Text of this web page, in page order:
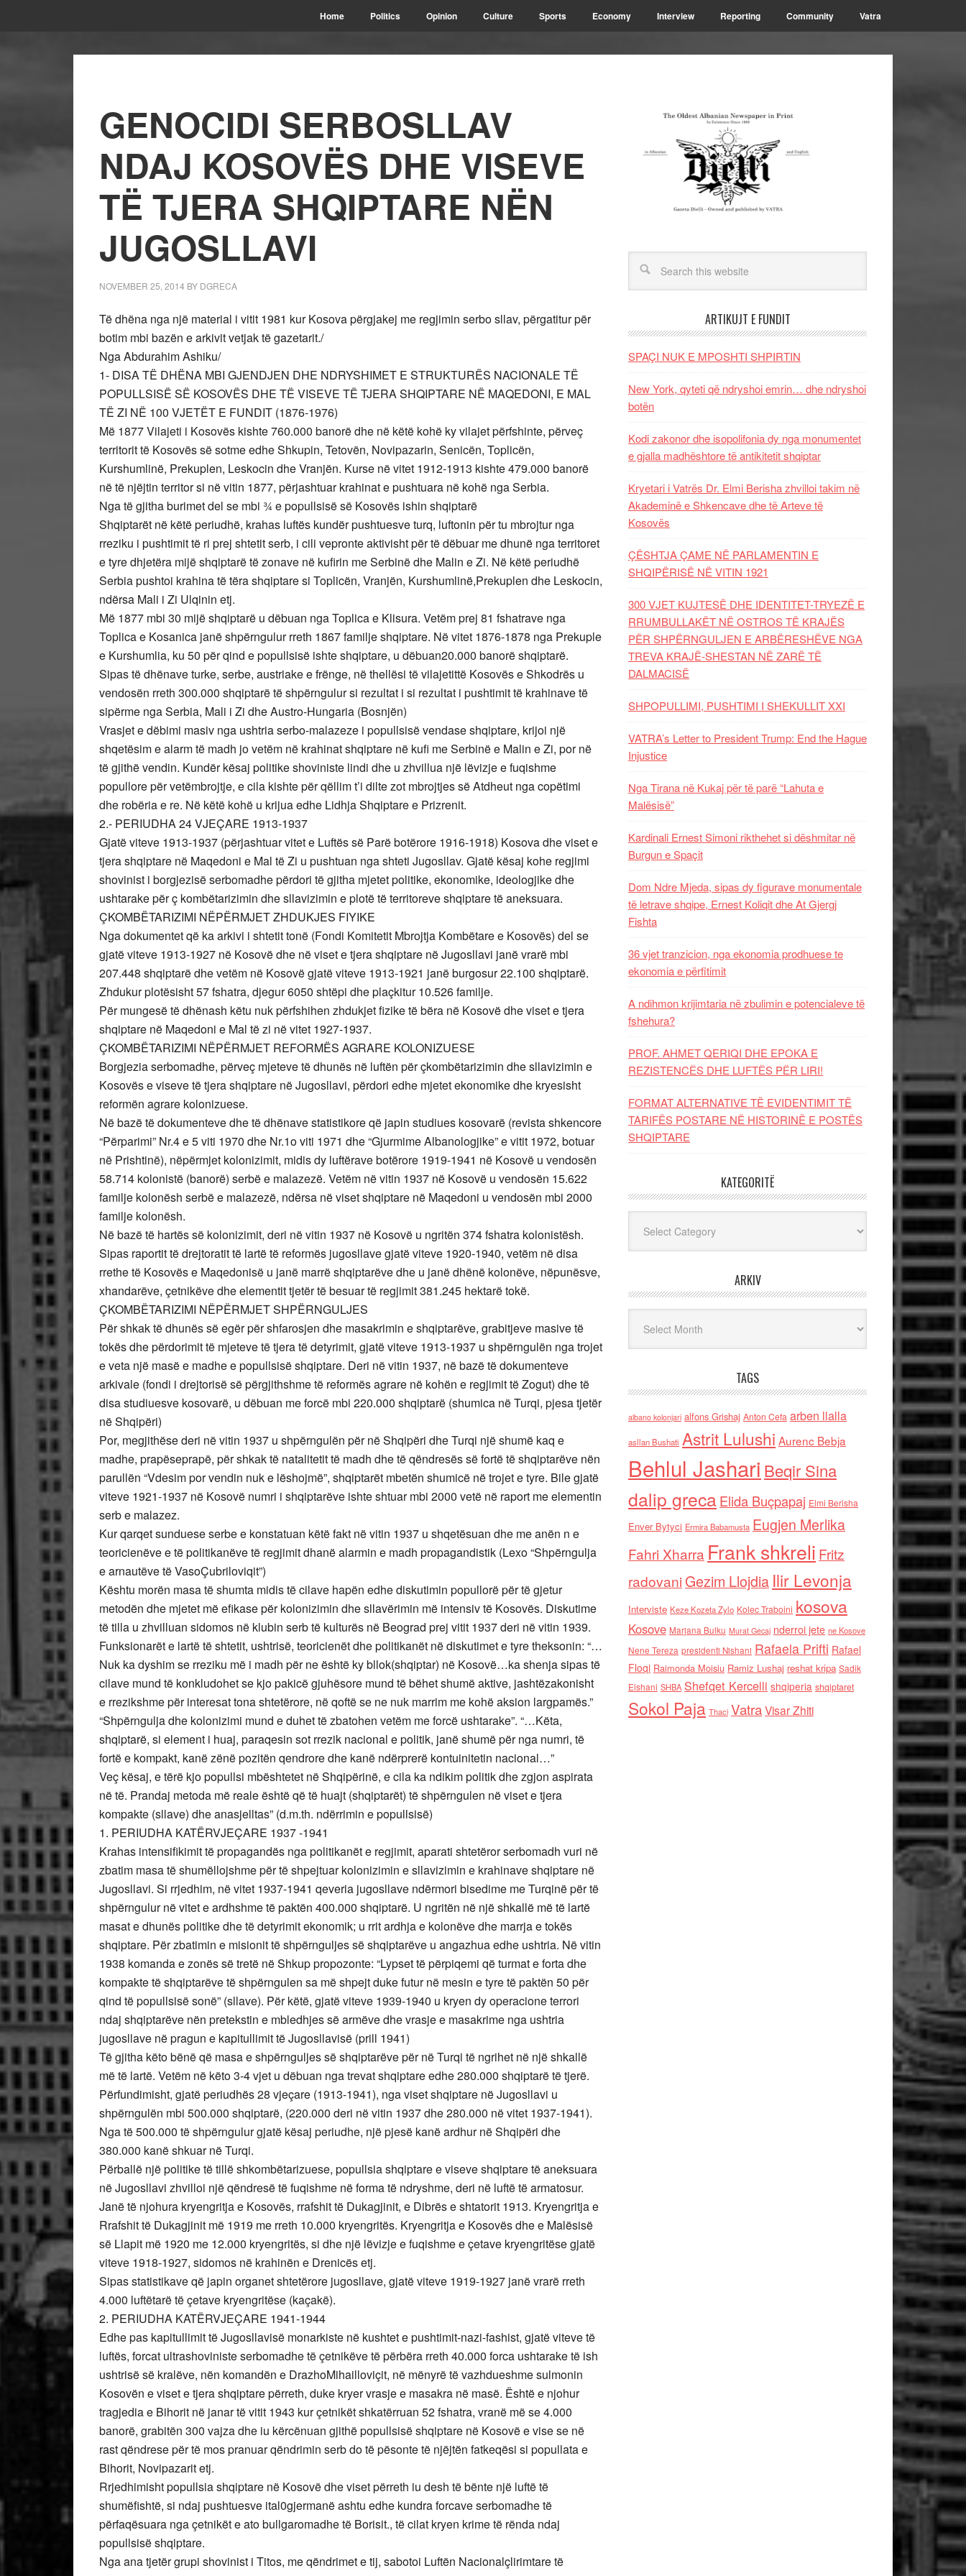
Home Politics Opinion Culture Sports Economy Interview Reporting Community Vatra
GENOCIDI SERBOSLLAV
NDAJ KOSOVËS DHE VISEVE
TË TJERA SHQIPTARE NËN
JUGOSLLAVI
NOVEMBER 25, 2014 BY DGRECA
Të dhëna nga një material i vitit 1981 kur Kosova përgjakej me regjimin serbo sllav, përgatitur për
botim mbi bazën e arkivit vetjak të gazetarit./
Nga Abdurahim Ashiku/
1- DISA TË DHËNA MBI GJENDJEN DHE NDRYSHIMET E STRUKTURËS NACIONALE TË
POPULLSISË SË KOSOVËS DHE TË VISEVE TË TJERA SHQIPTARE NË MAQEDONI, E MAL
TË ZI NË 100 VJETËT E FUNDIT (1876-1976)
Më 1877 Vilajeti i Kosovës kishte 760.000 banorë dhe në këtë kohë ky vilajet përfshinte, përveç
territorit të Kosovës së sotme edhe Shkupin, Tetovën, Novipazarin, Senicën, Toplicën,
Kurshumlinë, Prekuplen, Leskocin dhe Vranjën. Kurse në vitet 1912-1913 kishte 479.000 banorë
në të njëjtin territor si në vitin 1877, përjashtuar krahinat e pushtuara në kohë nga Serbia.
Nga të gjitha burimet del se mbi ¾ e popullsisë së Kosovës ishin shqiptarë
Shqiptarët në këtë periudhë, krahas luftës kundër pushtuesve turq, luftonin për tu mbrojtur nga
rreziku i pushtimit të ri prej shtetit serb, i cili vepronte aktivisht për të dëbuar me dhunë nga territoret
e tyre dhjetëra mijë shqiptarë të zonave në kufirin me Serbinë dhe Malin e Zi. Në këtë periudhë
Serbia pushtoi krahina të tëra shqiptare si Toplicën, Vranjën, Kurshumlinë,Prekuplen dhe Leskocin,
ndërsa Mali i Zi Ulqinin etj.
Më 1877 mbi 30 mijë shqiptarë u dëbuan nga Toplica e Klisura. Vetëm prej 81 fshatrave nga
Toplica e Kosanica janë shpërngulur rreth 1867 familje shqiptare. Në vitet 1876-1878 nga Prekuple
e Kurshumlia, ku 50 për qind e popullsisë ishte shqiptare, u dëbuan20.000 banorë shqiptarë.
Sipas të dhënave turke, serbe, austriake e frënge, në thellësi të vilajetittë Kosovës e Shkodrës u
vendosën rreth 300.000 shqiptarë të shpërngulur si rezultat i si rezultat i pushtimit të krahinave të
sipërme nga Serbia, Mali i Zi dhe Austro-Hungaria (Bosnjën)
Vrasjet e dëbimi masiv nga ushtria serbo-malazeze i popullsisë vendase shqiptare, krijoi një
shqetësim e alarm të madh jo vetëm në krahinat shqiptare në kufi me Serbinë e Malin e Zi, por në
të gjithë vendin. Kundër kësaj politike shoviniste lindi dhe u zhvillua një lëvizje e fuqishme
popullore për vetëmbrojtje, e cila kishte për qëllim t’i dilte zot mbrojtjes së Atdheut nga copëtimi
dhe robëria e re. Në këtë kohë u krijua edhe Lidhja Shqiptare e Prizrenit.
2.- PERIUDHA 24 VJEÇARE 1913-1937
Gjatë viteve 1913-1937 (përjashtuar vitet e Luftës së Parë botërore 1916-1918) Kosova dhe viset e
tjera shqiptare në Maqedoni e Mal të Zi u pushtuan nga shteti Jugosllav. Gjatë kësaj kohe regjimi
shovinist i borgjezisë serbomadhe përdori të gjitha mjetet politike, ekonomike, ideologjike dhe
ushtarake për ç kombëtarizimin dhe sllavizimin e plotë të territoreve shqiptare të aneksuara.
ÇKOMBËTARIZIMI NËPËRMJET ZHDUKJES FIYIKE
Nga dokumentet që ka arkivi i shtetit tonë (Fondi Komitetit Mbrojtja Kombëtare e Kosovës) del se
gjatë viteve 1913-1927 në Kosovë dhe në viset e tjera shqiptare në Jugosllavi janë vrarë mbi
207.448 shqiptarë dhe vetëm në Kosovë gjatë viteve 1913-1921 janë burgosur 22.100 shqiptarë.
Zhdukur plotësisht 57 fshatra, djegur 6050 shtëpi dhe plaçkitur 10.526 familje.
Për mungesë të dhënash këtu nuk përfshihen zhdukjet fizike të bëra në Kosovë dhe viset e tjera
shqiptare në Maqedoni e Mal të zi në vitet 1927-1937.
ÇKOMBËTARIZIMI NËPËRMJET REFORMËS AGRARE KOLONIZUESE
Borgjezia serbomadhe, përveç mjeteve të dhunës në luftën për çkombëtarizimin dhe sllavizimin e
Kosovës e viseve të tjera shqiptare në Jugosllavi, përdori edhe mjetet ekonomike dhe kryesisht
reformën agrare kolonizuese.
Në bazë të dokumenteve dhe të dhënave statistikore që japin studiues kosovarë (revista shkencore
“Përparimi” Nr.4 e 5 viti 1970 dhe Nr.1o viti 1971 dhe “Gjurmime Albanologjike” e vitit 1972, botuar
në Prishtinë), nëpërmjet kolonizimit, midis dy luftërave botërore 1919-1941 në Kosovë u vendosën
58.714 kolonistë (banorë) serbë e malazezë. Vetëm në vitin 1937 në Kosovë u vendosën 15.622
familje kolonësh serbë e malazezë, ndërsa në viset shqiptare në Maqedoni u vendosën mbi 2000
familje kolonësh.
Në bazë të hartës së kolonizimit, deri në vitin 1937 në Kosovë u ngritën 374 fshatra kolonistësh.
Sipas raportit të drejtoratit të lartë të reformës jugosllave gjatë viteve 1920-1940, vetëm në disa
rrethe të Kosovës e Maqedonisë u janë marrë shqiptarëve dhe u janë dhënë kolonëve, nëpunësve,
xhandarëve, çetnikëve dhe elementit tjetër të besuar të regjimit 381.245 hektarë tokë.
ÇKOMBËTARIZIMI NËPËRMJET SHPËRNGULJES
Për shkak të dhunës së egër për shfarosjen dhe masakrimin e shqiptarëve, grabitjeve masive të
tokës dhe përdorimit të mjeteve të tjera të detyrimit, gjatë viteve 1913-1937 u shpërngulën nga trojet
e veta një masë e madhe e popullsisë shqiptare. Deri në vitin 1937, në bazë të dokumenteve
arkivale (fondi i drejtorisë së përgjithshme të reformës agrare në kohën e regjimit të Zogut) dhe të
disa studiuesve kosovarë, u dëbuan me forcë mbi 220.000 shqiptarë (shumica në Turqi, pjesa tjetër
në Shqipëri)
Por, megjithëse deri në vitin 1937 u shpërngulën për në Shqipëri dhe Turqi një shumë kaq e
madhe, prapëseprapë, për shkak të natalitetit të madh dhe të qëndresës së fortë të shqiptarëve nën
parullën “Vdesim por vendin nuk e lëshojmë”, shqiptarët mbetën shumicë në trojet e tyre. Bile gjatë
viteve 1921-1937 në Kosovë numri i shqiptarëve ishte shtuar mbi 2000 vetë në raport me elementin
serb e malazez.
Kur qarqet sunduese serbe e konstatuan këtë fakt në vitin 1937 u shqetësuan dhe me anën n e
teoricienëve e të politikanëve të regjimit dhanë alarmin e madh propagandistik (Lexo “Shpërngulja
e arnautëve të VasoÇubriloviqit”)
Kështu morën masa të shumta midis të cilave hapën edhe diskutimin popullorë për të gjetur
metodën dhe mjetet më efikase për kolonizimin dhe sllavërimin më intensiv të Kosovës. Diskutime
të tilla u zhvilluan sidomos në klubin serb të kulturës në Beograd prej vitit 1937 deri në vitin 1939.
Funksionarët e lartë të shtetit, ushtrisë, teoricienët dhe politikanët në diskutimet e tyre theksonin: “…
Nuk ka dyshim se rreziku më i madh për ne është ky bllok(shqiptar) në Kosovë…ka shenja sipas të
cilave mund të konkludohet se kjo pakicë gjuhësore mund të bëhet shumë aktive, jashtëzakonisht
e rrezikshme për interesat tona shtetërore, në qoftë se ne nuk marrim me kohë aksion largpamës.”
“Shpërngulja dhe kolonizimi mund e duhet të zbatohen vetëm me forcë ushtarake”. “…Këta,
shqiptarë, si element i huaj, paraqesin sot rrezik nacional e politik, janë shumë për nga numri, të
fortë e kompakt, kanë zënë pozitën qendrore dhe kanë ndërprerë kontuinitetin nacional…”
Veç kësaj, e tërë kjo popullsi mbështetet në Shqipërinë, e cila ka ndikim politik dhe zgjon aspirata
në të. Prandaj metoda më reale është që të huajt (shqiptarët) të shpërngulen në viset e tjera
kompakte (sllave) dhe anasjelltas” (d.m.th. ndërrimin e popullsisë)
1. PERIUDHA KATËRVJEÇARE 1937 -1941
Krahas intensifikimit të propagandës nga politikanët e regjimit, aparati shtetëror serbomadh vuri në
zbatim masa të shumëllojshme për të shpejtuar kolonizimin e sllavizimin e krahinave shqiptare në
Jugosllavi. Si rrjedhim, në vitet 1937-1941 qeveria jugosllave ndërmori bisedime me Turqinë për të
shpërngulur në vitet e ardhshme të paktën 400.000 shqiptarë. U ngritën në një shkallë më të lartë
masat e dhunës politike dhe të detyrimit ekonomik; u rrit ardhja e kolonëve dhe marrja e tokës
shqiptare. Për zbatimin e misionit të shpërnguljes së shqiptarëve u angazhua edhe ushtria. Në vitin
1938 komanda e zonës së tretë në Shkup propozonte: “Lypset të përpiqemi që turmat e forta dhe
kompakte të shqiptarëve të shpërngulen sa më shpejt duke futur në mesin e tyre të paktën 50 për
qind të popullsisë sonë” (sllave). Për këtë, gjatë viteve 1939-1940 u kryen dy operacione terrori
ndaj shqiptarëve nën pretekstin e mbledhjes së armëve dhe vrasje e masakrime nga ushtria
jugosllave në pragun e kapitullimit të Jugosllavisë (prill 1941)
Të gjitha këto bënë që masa e shpërnguljes së shqiptarëve për në Turqi të ngrihet në një shkallë
më të lartë. Vetëm në këto 3-4 vjet u dëbuan nga trevat shqiptare edhe 280.000 shqiptarë të tjerë.
Përfundimisht, gjatë periudhës 28 vjeçare (1913-1941), nga viset shqiptare në Jugosllavi u
shpërngulën mbi 500.000 shqiptarë, (220.000 deri në vitin 1937 dhe 280.000 në vitet 1937-1941).
Nga të 500.000 të shpërngulur gjatë kësaj periudhe, një pjesë kanë ardhur në Shqipëri dhe
380.000 kanë shkuar në Turqi.
Përballë një politike të tillë shkombëtarizuese, popullsia shqiptare e viseve shqiptare të aneksuara
në Jugosllavi zhvilloi një qëndresë të fuqishme në forma të ndryshme, deri në luftë të armatosur.
Janë të njohura kryengritja e Kosovës, rrafshit të Dukagjinit, e Dibrës e shtatorit 1913. Kryengritja e
Rrafshit të Dukagjinit më 1919 me rreth 10.000 kryengritës. Kryengritja e Kosovës dhe e Malësisë
së Llapit më 1920 me 12.000 kryengritës, si dhe një lëvizje e fuqishme e çetave kryengritëse gjatë
viteve 1918-1927, sidomos në krahinën e Drenicës etj.
Sipas statistikave që japin organet shtetërore jugosllave, gjatë viteve 1919-1927 janë vrarë rreth
4.000 luftëtarë të çetave kryengritëse (kaçakë).
2. PERIUDHA KATËRVJEÇARE 1941-1944
Edhe pas kapitullimit të Jugosllavisë monarkiste në kushtet e pushtimit-nazi-fashist, gjatë viteve të
luftës, forcat ultrashoviniste serbomadhe të çetnikëve të përbëra rreth 40.000 forca ushtarake të ish
ushtrisë së kralëve, nën komandën e DrazhoMihailloviçit, në mënyrë të vazhdueshme sulmonin
Kosovën e viset e tjera shqiptare përreth, duke kryer vrasje e masakra në masë. Është e njohur
tragjedia e Bihorit në janar të vitit 1943 kur çetnikët shkatërruan 52 fshatra, vranë më se 4.000
banorë, grabitën 300 vajza dhe iu kërcënuan gjithë popullsisë shqiptare në Kosovë e vise se në
rast qëndrese për të mos pranuar qëndrimin serb do të pësonte të njëjtën fatkeqësi si popullata e
Bihorit, Novipazarit etj.
Rrjedhimisht popullsia shqiptare në Kosovë dhe viset përreth iu desh të bënte një luftë të
shumëfishtë, si ndaj pushtuesve ital0gjermanë ashtu edhe kundra forcave serbomadhe të
përfaqësuara nga çetnikët e ato bullgaromadhe të Borisit., të cilat kryen krime të rënda ndaj
popullsisë shqiptare.
Nga ana tjetër grupi shovinist i Titos, me qëndrimet e tij, sabotoi Luftën Nacionalçlirimtare të
ARTIKUJT E FUNDIT
SPAÇI NUK E MPOSHTI SHPIRTIN
New York, qyteti që ndryshoi emrin… dhe ndryshoi
botën
Kodi zakonor dhe isopolifonia dy nga monumentet
e gjalla madhështore të antikitetit shqiptar
Kryetari i Vatrës Dr. Elmi Berisha zhvilloi takim në
Akademinë e Shkencave dhe të Arteve të
Kosovës
ÇËSHTJA ÇAME NË PARLAMENTIN E
SHQIPËRISË NË VITIN 1921
300 VJET KUJTESË DHE IDENTITET-TRYEZË E
RRUMBULLAKËT NË OSTROS TË KRAJËS
PËR SHPËRNGULJEN E ARBËRESHËVE NGA
TREVA KRAJË-SHESTAN NË ZARË TË
DALMACISË
SHPOPULLIMI, PUSHTIMI I SHEKULLIT XXI
VATRA’s Letter to President Trump: End the Hague
Injustice
Nga Tirana në Kukaj për të parë “Lahuta e
Malësisë”
Kardinali Ernest Simoni rikthehet si dëshmitar në
Burgun e Spaçit
Dom Ndre Mjeda, sipas dy figurave monumentale
të letrave shqipe, Ernest Koliqit dhe At Gjergj
Fishta
36 vjet tranzicion, nga ekonomia prodhuese te
ekonomia e përfitimit
A ndihmon krijimtaria në zbulimin e potencialeve të
fshehura?
PROF. AHMET QERIQI DHE EPOKA E
REZISTENCЁS DHE LUFTЁS PЁR LIRI!
FORMAT ALTERNATIVE TË EVIDENTIMIT TË
TARIFËS POSTARE NË HISTORINË E POSTËS
SHQIPTARE
KATEGORITË
ARKIV
TAGS
albano kolonjari alfons Grishaj Anton Cefa arben llalla
asllan Bushati Astrit Lulushi Aurenc Bebja
Behlul Jashari Beqir Sina
dalip grecaElida Buçpapaj Elmi Berisha
Enver Bytyci Ermira Babamusta Eugjen Merlika
Fahri Xharra Frank shkreli Fritz
radovaniGezim Llojdia Ilir Levonja
Interviste Keze Kozeta Zylo Kolec Traboini kosova
Kosove Marjana Bulku Murat Gecaj nderroi jete ne Kosove
Nene Tereza presidenti Nishani Rafaela Prifti Rafael
Floqi Raimonda Moisiu Ramiz Lushaj reshat kripa Sadik
Elshani SHBA Shefqet Kercelli shqiperia shqiptaret
Sokol Paja Thaci VatraVisar Zhiti